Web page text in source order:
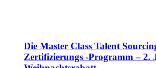
Die Master Class Talent
Zertifizierungs -Programm – 2.